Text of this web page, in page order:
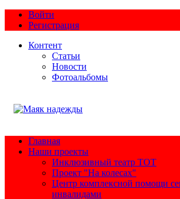
Войти
Регистрация
Контент
Статьи
Новости
Фотоальбомы
Главная
Наши проекты
Инклюзивный театр ТОТ
Проект "На колесах"
Центр комплексной помощи
инвалидами